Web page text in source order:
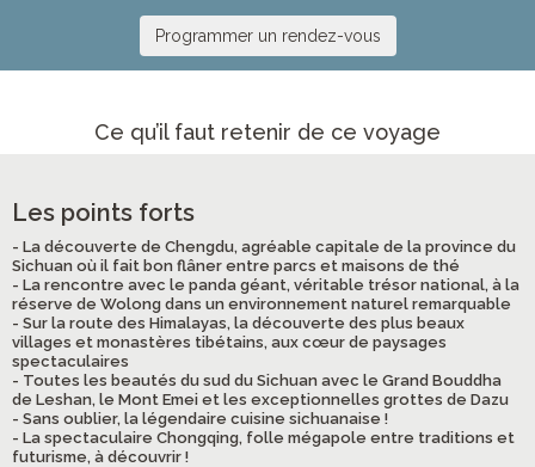
Programmer un rendez-vous
Ce qu’il faut retenir de ce voyage
Les points forts
- La découverte de Chengdu, agréable capitale de la province du
Sichuan où il fait bon flâner entre parcs et maisons de thé
- La rencontre avec le panda géant, véritable trésor national, à la
réserve de Wolong dans un environnement naturel remarquable
- Sur la route des Himalayas, la découverte des plus beaux
villages et monastères tibétains, aux cœur de paysages
spectaculaires
- Toutes les beautés du sud du Sichuan avec le Grand Bouddha
de Leshan, le Mont Emei et les exceptionnelles grottes de Dazu
- Sans oublier, la légendaire cuisine sichuanaise !
- La spectaculaire Chongqing, folle mégapole entre traditions et
futurisme, à découvrir !